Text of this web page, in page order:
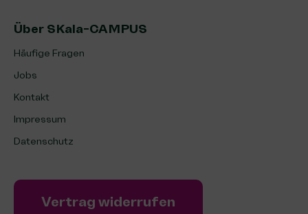
Über SKala-CAMPUS
Häufige Fragen
Jobs
Kontakt
Impressum
Datenschutz
Vertrag widerrufen